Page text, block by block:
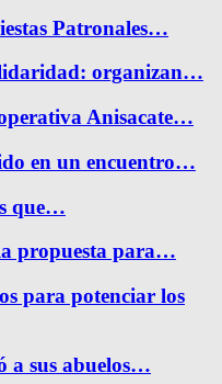
Patronales…
organizan…
Anisacate…
en un encuentro…
que…
propuesta para…
para potenciar los
a sus abuelos…